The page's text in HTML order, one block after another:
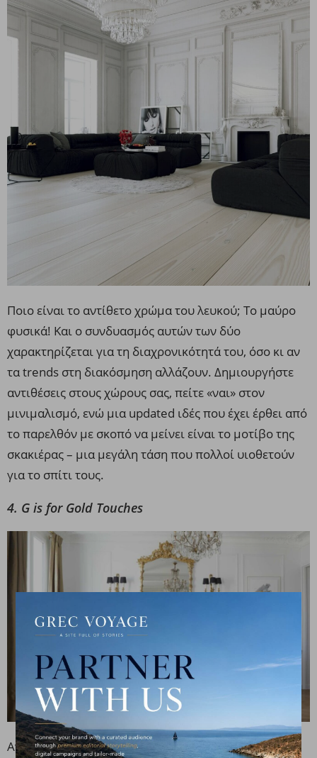
Ποιο είναι το αντίθετο χρώμα του λευκού; Το μαύρο
φυσικά! Και ο συνδυασμός αυτών των δύο
χαρακτηρίζεται για τη διαχρονικότητά του, όσο κι αν
τα trends στη διακόσμηση αλλάζουν. Δημιουργήστε
αντιθέσεις στους χώρους σας, πείτε «ναι» στον
μινιμαλισμό, ενώ μια updated ιδές που έχει έρθει από
το παρελθόν με σκοπό να μείνει είναι το μοτίβο της
σκακιέρας – μια μεγάλη τάση που πολλοί υιοθετούν
για το σπίτι τους.
4. G is for Gold Touches
Αν αναζητάτε τρόπους για να αναβαθμίσετε το